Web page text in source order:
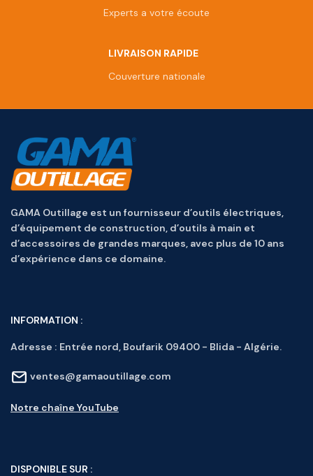
Experts a votre écoute
LIVRAISON RAPIDE
Couverture nationale
GAMA Outillage est un fournisseur d’outils électriques,
d’équipement de construction, d’outils à main et
d’accessoires de grandes marques, avec plus de 10 ans
d’expérience dans ce domaine.
INFORMATION :
Adresse : Entrée nord, Boufarik 09400 - Blida - Algérie.
ventes@gamaoutillage.com
Notre chaîne YouTube
DISPONIBLE SUR :